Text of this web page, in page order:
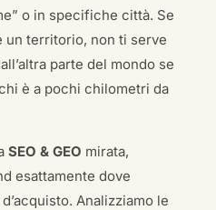
o in specifiche città. Se
un territorio, non ti serve
parte del mondo se
è a pochi chilometri da
SEO & GEO mirata,
esattamente dove
Analizziamo le